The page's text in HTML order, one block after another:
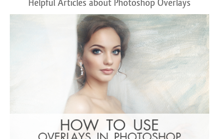
Helpful Articles about Photoshop Overlays